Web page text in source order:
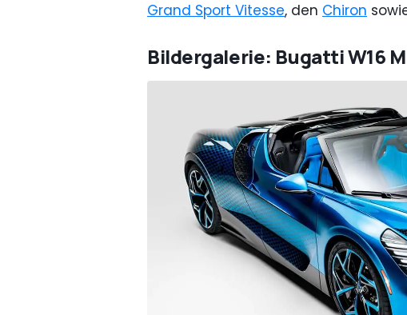
Grand Sport Vitesse, den Chiron
Bildergalerie: Bugatti W16